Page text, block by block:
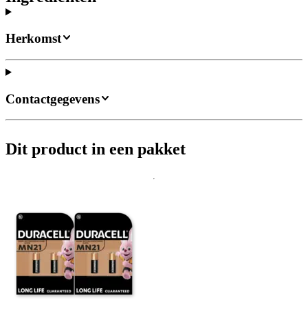
Herkomst
Contactgegevens
Dit product in een pakket